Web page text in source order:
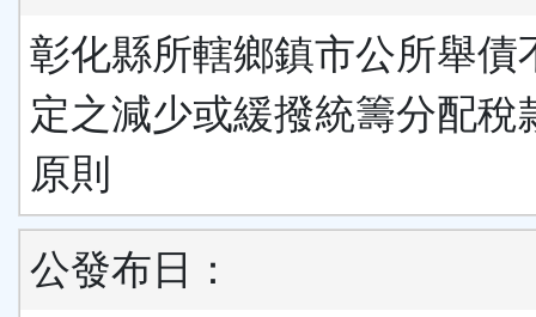
彰化縣所轄鄉鎮市公所舉債
定之減少或緩撥統籌分配稅
原則
公發布日：